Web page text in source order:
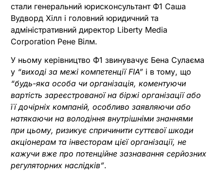
стали генеральний юрисконсультант Ф1 Саша
Вудворд Хілл і головний юридичний та
адміністративний директор Liberty Media
Corporation Рене Вілм.
У ньому керівництво Ф1 звинувачує Бена Сулаєма
у “виході за межі компетенції FIA” і в тому, що
“будь-яка особа чи організація, коментуючи
вартість зареєстрованої на біржі організації або
її дочірніх компаній, особливо заявляючи або
натякаючи на володіння внутрішніми знаннями
при цьому, ризикує спричинити суттєвої шкоди
акціонерам та інвесторам цієї організації, не
кажучи вже про потенційне зазнавання серйозних
регуляторних наслідків”.